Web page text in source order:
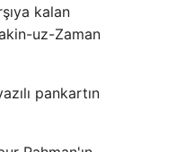
kalan
uz-Zaman
pankartın